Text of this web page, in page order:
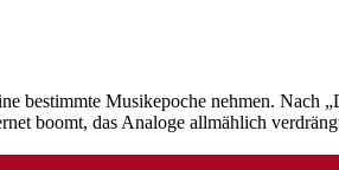
bestimmte Musikepoche nehmen. Nach
boomt, das Analoge allmählich